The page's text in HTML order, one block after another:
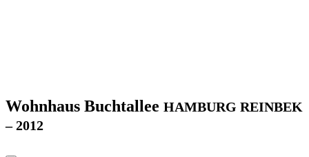
Wohnhaus Buchtallee HAMBURG REINBEK
– 2012